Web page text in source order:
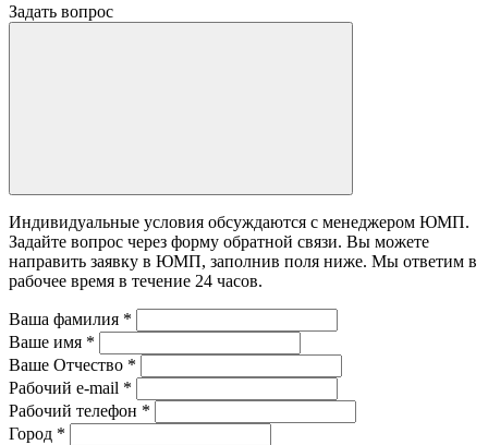
Задать вопрос
Индивидуальные условия обсуждаются с менеджером ЮМП.
Задайте вопрос через форму обратной связи. Вы можете
направить заявку в ЮМП, заполнив поля ниже. Mы ответим в
рабочее время в течение 24 часов.
Ваша фамилия *
Ваше имя *
Ваше Отчество *
Рабочий e-mail *
Рабочий телефон *
Город *